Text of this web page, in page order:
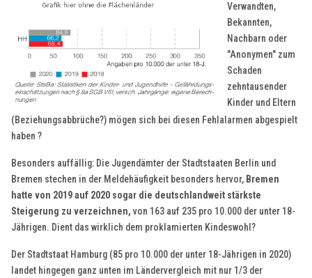
Verwandten,
Bekannten,
Nachbarn oder
"Anonymen" zum
Schaden
zehntausender
Kinder und Eltern
(Beziehungsabbrüche?) mögen sich bei diesen Fehlalarmen abgespielt
haben ?
Besonders auffällig: Die Jugendämter der Stadtstaaten Berlin und
Bremen stechen in der Meldehäufigkeit besonders hervor, Bremen
hatte von 2019 auf 2020 sogar die deutschlandweit stärkste
Steigerung zu verzeichnen, von 163 auf 235 pro 10.000 der unter 18-
Jährigen. Dient das wirklich dem proklamierten Kindeswohl?
Der Stadtstaat Hamburg (85 pro 10.000 der unter 18-Jährigen in 2020)
landet hingegen ganz unten im Ländervergleich mit nur 1/3 der